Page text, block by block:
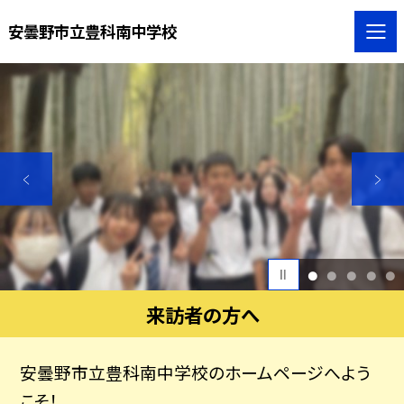
安曇野市立豊科南中学校
1 2 3 4 5
来訪者の方へ
安曇野市立豊科南中学校のホームページへよう